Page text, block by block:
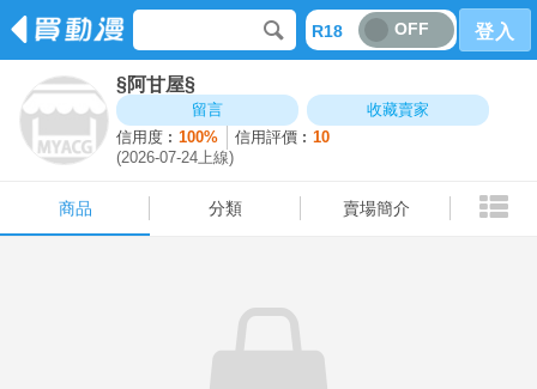
R18 OFF 登入
§阿甘屋§
留言
收藏賣家
信用度︰100% 信用評價︰10
(2026-07-24上線)
商品 分類 賣場簡介
商品